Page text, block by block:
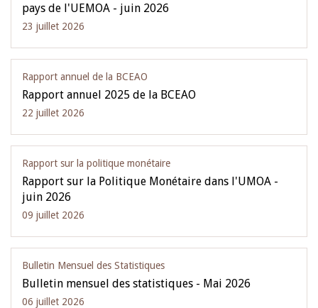
pays de l'UEMOA - juin 2026
23 juillet 2026
Rapport annuel de la BCEAO
Rapport annuel 2025 de la BCEAO
22 juillet 2026
Rapport sur la politique monétaire
Rapport sur la Politique Monétaire dans l'UMOA -
juin 2026
09 juillet 2026
Bulletin Mensuel des Statistiques
Bulletin mensuel des statistiques - Mai 2026
06 juillet 2026